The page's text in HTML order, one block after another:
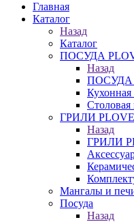
Главная
Каталог
Назад
Каталог
ПОСУДА
Назад
ПОСУДА
Кухонная
Столовая
ГРИЛИ
Назад
ГРИЛИ
Мангалы и
Посуда
Назад